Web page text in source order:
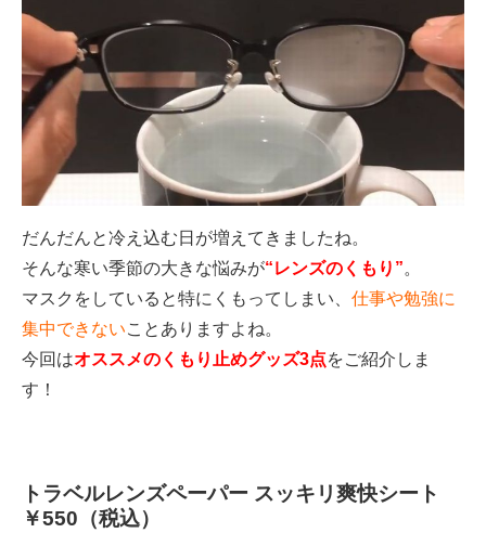
だんだんと冷え込む日が増えてきましたね。
そんな寒い季節の大きな悩みが“レンズのくもり”。
マスクをしていると特にくもってしまい、 仕事や勉強に
集中できないことありますよね。
今回はオススメのくもり止めグッズ3点をご紹介しま
す！
トラベルレンズペーパー スッキリ爽快シート
￥550（税込）